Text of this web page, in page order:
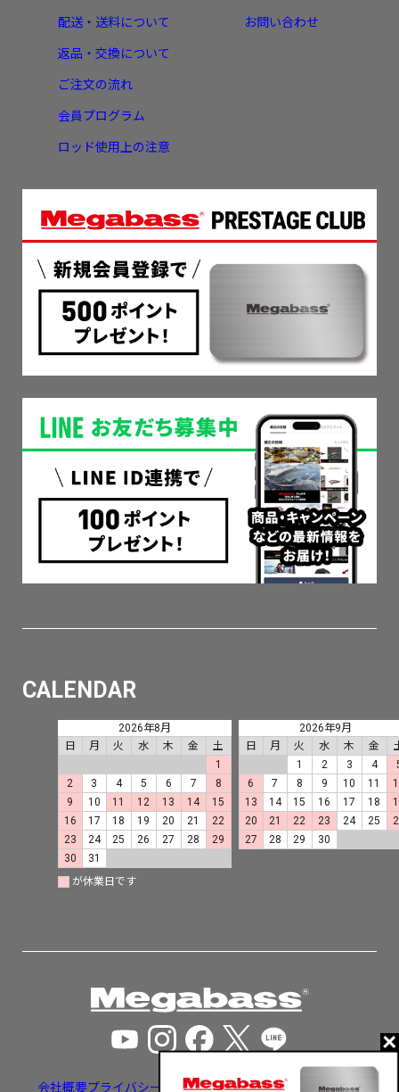
配送・送料について
返品・交換について
ご注文の流れ
会員プログラム
ロッド使用上の注意
お問い合わせ
CALENDAR
2026年8月
日
月 火 水 木 金
土
1
2
3 4 5 6 7
8
9
10 11 12 13 14
15
16
17 18 19 20 21
22
23
24 25 26 27 28
29
30
31
2026年9月
日
月 火 水 木 金
1
2 3 4
6
7 8 9 10 11
13
14 15 16 17 18
20
21 22 23 24 25
27
28 29 30
が休業日です
会社概要プライバシーポリシー特定商取引法に基づく表示